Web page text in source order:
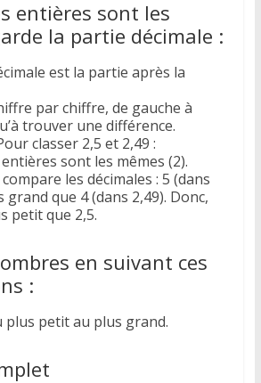
entières sont les
la partie décimale :
est la partie après la
par chiffre, de gauche à
trouver une différence.
classer 2,5 et 2,49 :
sont les mêmes (2).
les décimales : 5 (dans
grand que 4 (dans 2,49). Donc,
petit que 2,5.
en suivant ces
:
plus petit au plus grand.